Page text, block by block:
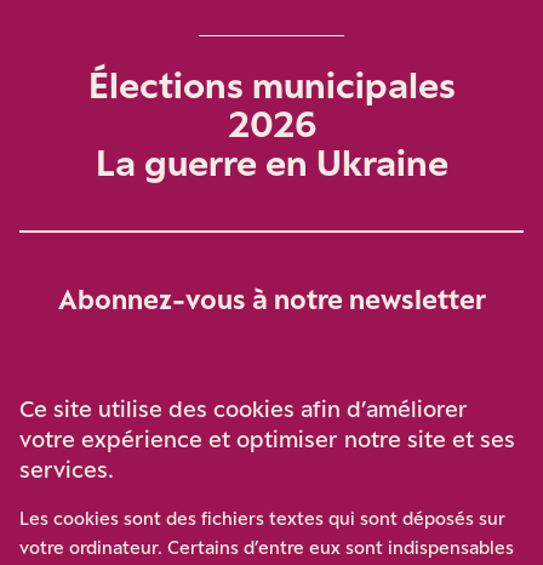
Élections municipales
2026
La guerre en Ukraine
Abonnez-vous à notre newsletter
Participez à notre effort pour conforter la démocratie en
Ce site utilise des cookies afin d’améliorer
votre expérience et optimiser notre site et ses
services.
Les cookies sont des fichiers textes qui sont déposés sur
votre ordinateur. Certains d’entre eux sont indispensables